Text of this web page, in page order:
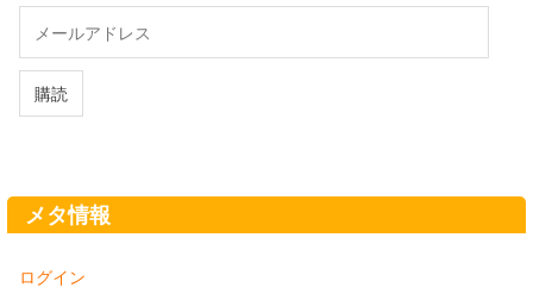
ル
ド
購読
メタ情報
ログイン